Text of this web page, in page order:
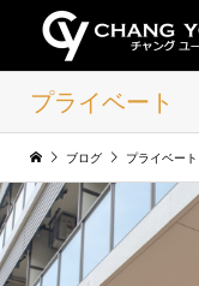
プライベート
ブログ プライベート